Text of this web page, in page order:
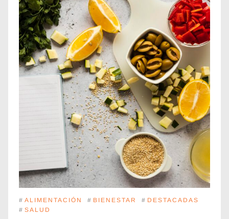
# ALIMENTACIÓN # BIENESTAR # DESTACADAS
# SALUD